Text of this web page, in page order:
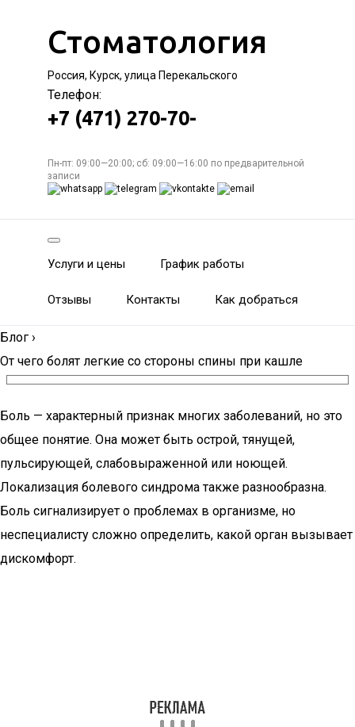
Стоматология
Россия, Курск, улица Перекальского
Телефон:
+7 (471) 270-70-
Пн-пт: 09:00—20:00; сб: 09:00—16:00 по предварительной
записи
Услуги и цены График работы
Отзывы Контакты Как добраться
Блог ›
От чего болят легкие со стороны спины при кашле
Боль — характерный признак многих заболеваний, но это
общее понятие. Она может быть острой, тянущей,
пульсирующей, слабовыраженной или ноющей.
Локализация болевого синдрома также разнообразна.
Боль сигнализирует о проблемах в организме, но
неспециалисту сложно определить, какой орган вызывает
дискомфорт.